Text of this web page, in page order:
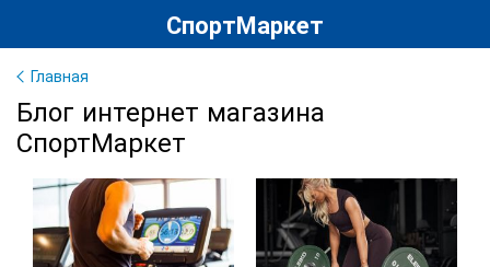
СпортМаркет
Главная
Блог интернет магазина
СпортМаркет